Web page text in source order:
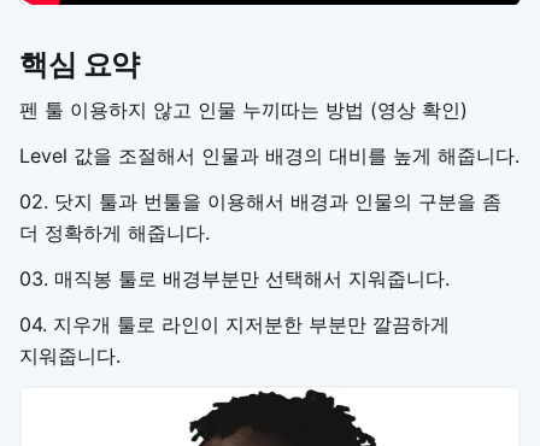
핵심 요약
펜 툴 이용하지 않고 인물 누끼따는 방법 (영상 확인)
Level 값을 조절해서 인물과 배경의 대비를 높게 해줍니다.
02. 닷지 툴과 번툴을 이용해서 배경과 인물의 구분을 좀
더 정확하게 해줍니다.
03. 매직봉 툴로 배경부분만 선택해서 지워줍니다.
04. 지우개 툴로 라인이 지저분한 부분만 깔끔하게
지워줍니다.